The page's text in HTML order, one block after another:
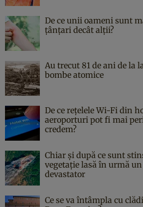
De ce unii oameni sunt
țânțari decât alții?
Au trecut 81 de ani de la
bombe atomice
De ce rețelele Wi-Fi din
aeroporturi pot fi mai
credem?
Chiar și după ce sunt
vegetație lasă în urmă
devastator
Ce se va întâmpla cu